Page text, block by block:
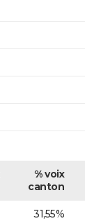
% voix
canton
31,55%